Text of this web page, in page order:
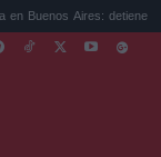
detiene el tráfico y se s...